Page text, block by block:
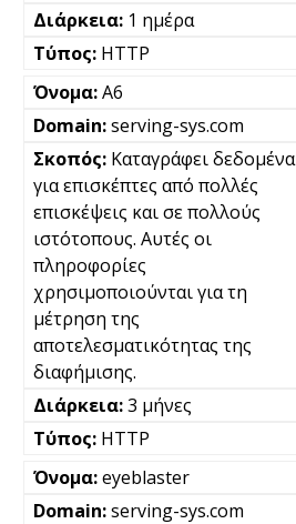
1 ημέρα
HTTP
A6
serving-sys.com
Καταγράφει δεδομένα
για επισκέπτες από πολλές
επισκέψεις και σε πολλούς
ιστότοπους. Αυτές οι
πληροφορίες
χρησιμοποιούνται για τη
μέτρηση της
αποτελεσματικότητας της
διαφήμισης.
3 μήνες
HTTP
eyeblaster
serving-sys.com